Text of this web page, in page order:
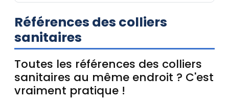
Références des colliers
sanitaires
Toutes les références des colliers
sanitaires au même endroit ? C'est
vraiment pratique !